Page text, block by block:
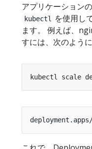
アプリケーション
kubectl
を使用し
ます。 例えば、
すには、次のよう
kubectl scale